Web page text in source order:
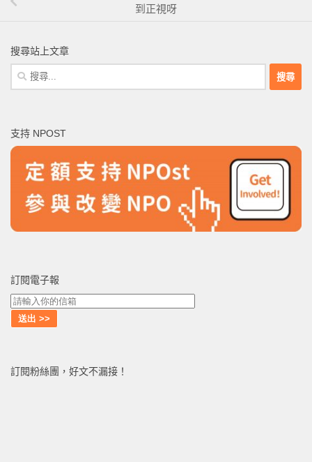
到正視呀
搜尋站上文章
搜
尋
字:
支持 NPOST
訂閱電子報
訂閱粉絲團，好文不漏接！